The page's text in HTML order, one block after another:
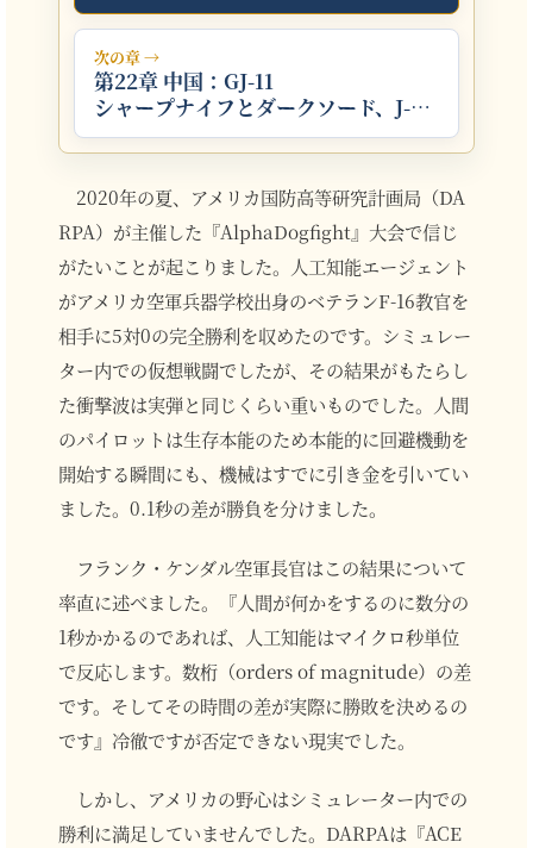
次の章 →
第22章 中国：GJ-11
シャープナイフとダークソード、J-
20編隊作戦
2020年の夏、アメリカ国防高等研究計画局（DA
RPA）が主催した『AlphaDogfight』大会で信じ
がたいことが起こりました。人工知能エージェント
がアメリカ空軍兵器学校出身のベテランF-16教官を
相手に5対0の完全勝利を収めたのです。シミュレー
ター内での仮想戦闘でしたが、その結果がもたらし
た衝撃波は実弾と同じくらい重いものでした。人間
のパイロットは生存本能のため本能的に回避機動を
開始する瞬間にも、機械はすでに引き金を引いてい
ました。0.1秒の差が勝負を分けました。
フランク・ケンダル空軍長官はこの結果について
率直に述べました。『人間が何かをするのに数分の
1秒かかるのであれば、人工知能はマイクロ秒単位
で反応します。数桁（orders of magnitude）の差
です。そしてその時間の差が実際に勝敗を決めるの
です』冷徹ですが否定できない現実でした。
しかし、アメリカの野心はシミュレーター内での
勝利に満足していませんでした。DARPAは『ACE